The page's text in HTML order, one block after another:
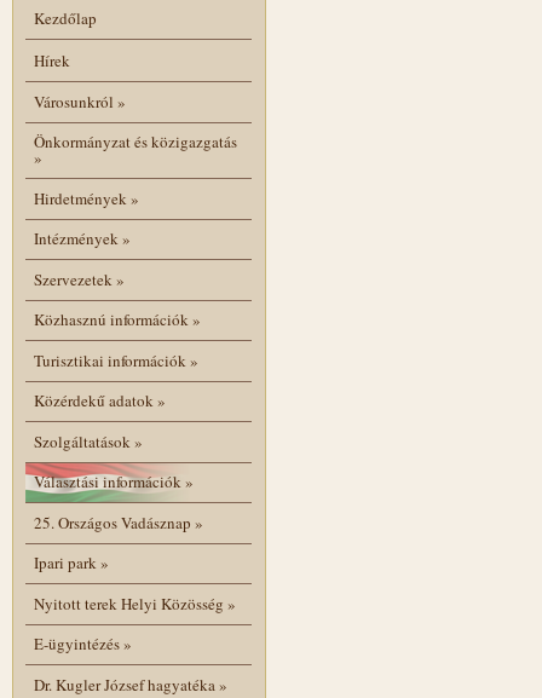
Kezdőlap
Hírek
Városunkról »
Önkormányzat és közigazgatás
»
Hirdetmények»
Intézmények»
Szervezetek»
Közhasznú információk»
Turisztikai információk»
Közérdekű adatok»
Szolgáltatások»
Választási információk»
25. Országos Vadásznap »
Ipari park»
Nyitott terek Helyi Közösség »
E-ügyintézés»
Dr. Kugler József hagyatéka»